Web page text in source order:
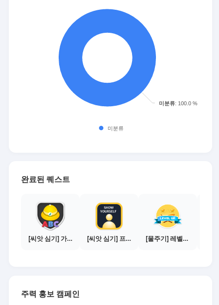
완료된 퀘스트
[씨앗 심기] 가이드보기 - 매체별 활동 가이드 [씨앗 심기] 프로필 사진 등록하기 [물주기] 레벨업하기 - 골드
주력 홍보 캠페인